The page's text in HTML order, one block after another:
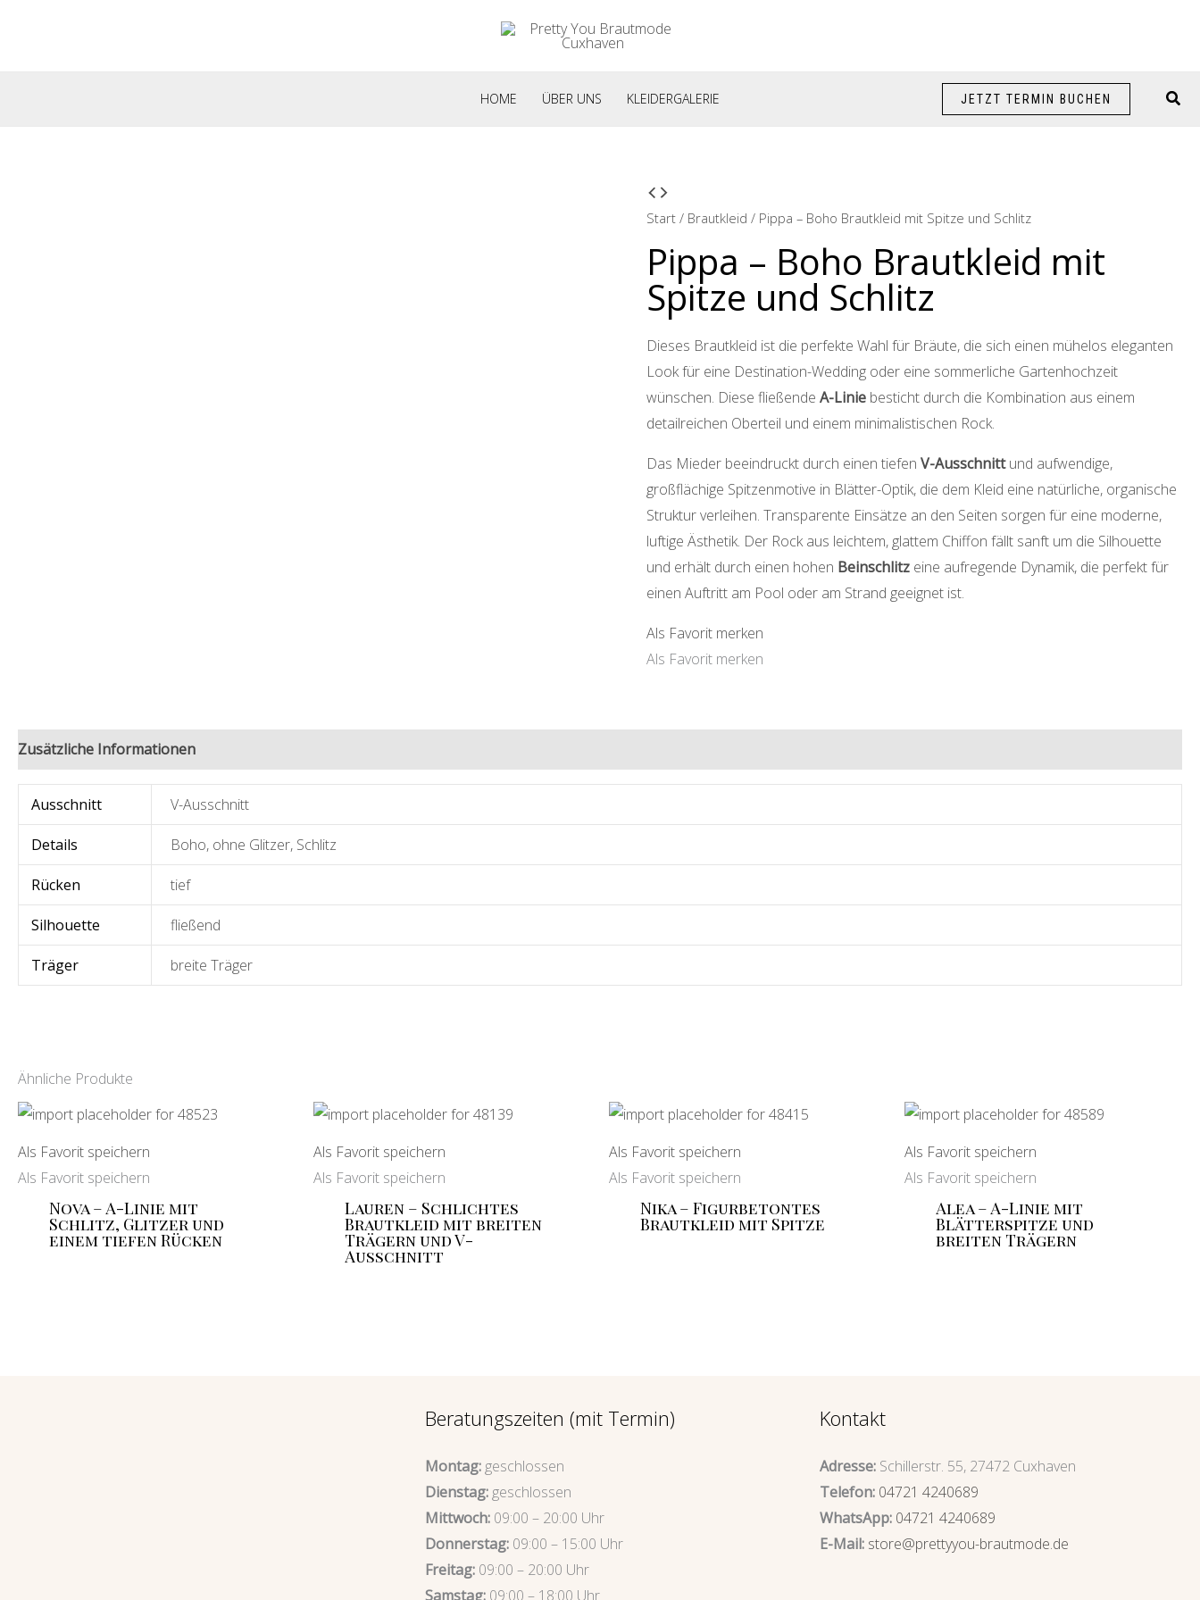
HOME ÜBER UNS KLEIDERGALERIE JETZT TERMIN BUCHEN
Start / Brautkleid / Pippa – Boho Brautkleid mit Spitze und Schlitz
Pippa – Boho Brautkleid mit
Spitze und Schlitz
Dieses Brautkleid ist die perfekte Wahl für Bräute, die sich einen mühelos eleganten
Look für eine Destination-Wedding oder eine sommerliche Gartenhochzeit
wünschen. Diese fließendeA-Linie besticht durch die Kombination aus einem
detailreichen Oberteil und einem minimalistischen Rock.
Das Mieder beeindruckt durch einen tiefenV-Ausschnittund aufwendige,
großflächige Spitzenmotive in Blätter-Optik, die dem Kleid eine natürliche, organische
Struktur verleihen. Transparente Einsätze an den Seiten sorgen für eine moderne,
luftige Ästhetik. Der Rock aus leichtem, glattem Chiffon fällt sanft um die Silhouette
und erhält durch einen hohen Beinschlitz eine aufregende Dynamik, die perfekt für
einen Auftritt am Pool oder am Strand geeignet ist.
Als Favorit merken
Als Favorit merken
Zusätzliche Informationen
Ausschnitt V-Ausschnitt
Details Boho, ohne Glitzer, Schlitz
Rücken tief
Silhouette fließend
Träger breite Träger
Ähnliche Produkte
Als Favorit speichern
Als Favorit speichern
Nova – A-Linie mit
Schlitz, Glitzer und
einem tiefen Rücken
Als Favorit speichern
Als Favorit speichern
Lauren – Schlichtes
Brautkleid mit breiten
Trägern und V-
Ausschnitt
Als Favorit speichern
Als Favorit speichern
Nika – Figurbetontes
Brautkleid mit Spitze
Als Favorit speichern
Als Favorit speichern
Alea – A-Linie mit
Blätterspitze und
breiten Trägern
Beratungszeiten (mit Termin)
Montag: geschlossen
Dienstag: geschlossen
Mittwoch: 09:00 – 20:00 Uhr
Donnerstag: 09:00 – 15:00 Uhr
Freitag: 09:00 – 20:00 Uhr
Samstag: 09:00 – 18:00 Uhr
Kontakt
Adresse:Schillerstr. 55, 27472 Cuxhaven
Telefon: 04721 4240689
WhatsApp: 04721 4240689
E-Mail: store@prettyyou-brautmode.de